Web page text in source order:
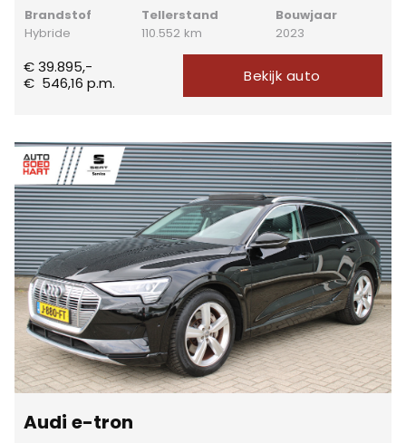
Brandstof
Hybride
Tellerstand
110.552 km
Bouwjaar
2023
€ 39.895,-
€ 546,16 p.m. Bekijk auto
Audi e-tron